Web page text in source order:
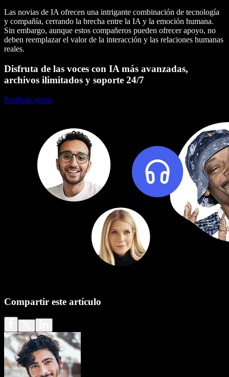
Las novias de IA ofrecen una intrigante combinación de tecnología
y compañía, cerrando la brecha entre la IA y la emoción humana.
Sin embargo, aunque estos compañeros pueden ofrecer apoyo, no
deben reemplazar el valor de la interacción y las relaciones humanas
reales.
Disfruta de las voces con IA más avanzadas,
archivos ilimitados y soporte 24/7
Pruébalo gratis
Compartir este artículo